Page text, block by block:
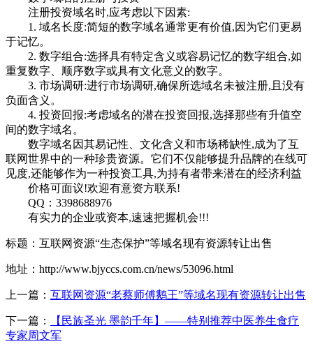
注册投资域名时,应考虑以下因素:
1. 域名长度:简短的数字域名通常更有价值,因为它们更易
于记忆。
2. 数字组合:选择具有特定含义或容易记忆的数字组合,如
重复数字、顺序数字或具有文化意义的数字。
3. 市场调研:进行市场调研,确保所选域名未被注册,且没有
负面含义。
4. 投资回报:考虑域名的潜在投资回报,选择那些有升值空
间的数字域名。
数字域名因其易记性、文化含义和市场稀缺性,成为了互
联网世界中的一种珍贵资源。它们不仅能够提升品牌的在线可
见度,还能够作为一种投资工具,为持有者带来潜在的经济利益
价格可面议!欢迎有意资方联系!
QQ：3398688976
有实力的企业或资本,速速把握机会!!!
标题：互联网资源“生态保护”等域名现有资源转让出售
地址：http://www.bjyccs.com.cn/news/53096.html
上一篇： 互联网资源“老蔡师傅鹅王”等域名现有资源转让出售
下一篇：
【民族圣光 墨韵千年】——特别推荐中医养生食疗
专家周文军